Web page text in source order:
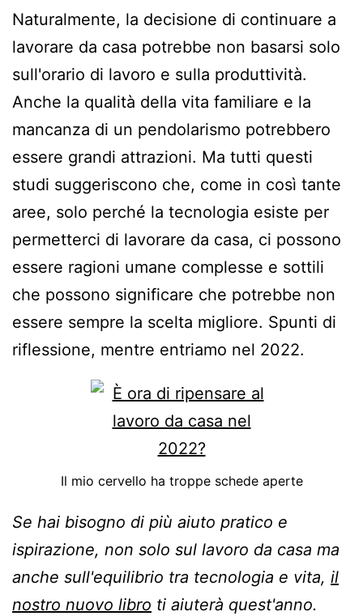
Naturalmente, la decisione di continuare a
lavorare da casa potrebbe non basarsi solo
sull'orario di lavoro e sulla produttività.
Anche la qualità della vita familiare e la
mancanza di un pendolarismo potrebbero
essere grandi attrazioni. Ma tutti questi
studi suggeriscono che, come in così tante
aree, solo perché la tecnologia esiste per
permetterci di lavorare da casa, ci possono
essere ragioni umane complesse e sottili
che possono significare che potrebbe non
essere sempre la scelta migliore. Spunti di
riflessione, mentre entriamo nel 2022.
Il mio cervello ha troppe schede aperte
Se hai bisogno di più aiuto pratico e
ispirazione, non solo sul lavoro da casa ma
anche sull'equilibrio tra tecnologia e vita, il
nostro nuovo libro ti aiuterà quest'anno.